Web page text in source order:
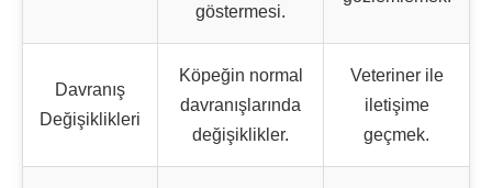
göstermesi.
Davranış
Değişiklikleri
Köpeğin normal
davranışlarında
değişiklikler.
Veteriner ile
iletişime
geçmek.